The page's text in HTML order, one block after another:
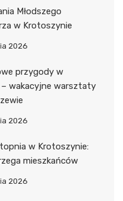
Młodszego
w Krotoszynie
2026
przygody w
wakacyjne warsztaty
2026
w Krotoszynie:
mieszkańców
2026